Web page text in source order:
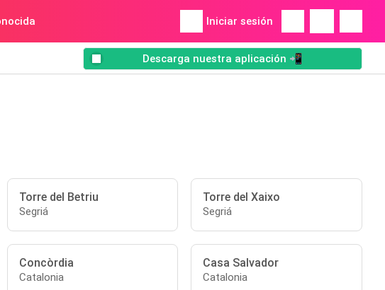
Iniciar sesión
Descarga nuestra aplicación 📲
Torre del Betriu
Segriá
Torre del Xaixo
Segriá
Concòrdia
Catalonia
Casa Salvador
Catalonia